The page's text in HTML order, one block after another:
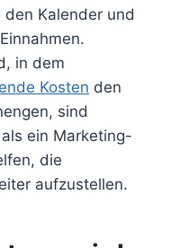
Kalender und
in dem
Kosten den
sind
ein Marketing-
die
aufzustellen.